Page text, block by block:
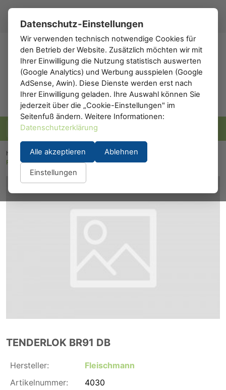
h0 .de
h0.eu Modelleisenbahn / Lokomotiven / Dampflokomotiven
Fleischmann 4030: TENDERLOK BR91 DB
TENDERLOK BR91 DB
Hersteller:
Fleischmann
Artikelnummer:
4030
Datenschutz-Einstellungen
Wir verwenden technisch notwendige Cookies für
den Betrieb der Website. Zusätzlich möchten wir mit
Ihrer Einwilligung die Nutzung statistisch auswerten
(Google Analytics) und Werbung ausspielen (Google
AdSense, Awin). Diese Dienste werden erst nach
Ihrer Einwilligung geladen. Ihre Auswahl können Sie
jederzeit über die „Cookie-Einstellungen" im
Seitenfuß ändern. Weitere Informationen:
Datenschutzerklärung
Alle akzeptieren Ablehnen
Einstellungen